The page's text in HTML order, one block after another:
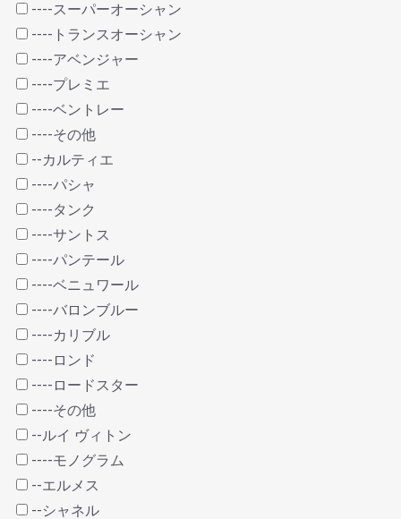
----スーパーオーシャン
----トランスオーシャン
----アベンジャー
----プレミエ
----ベントレー
----その他
--カルティエ
----パシャ
----タンク
----サントス
----パンテール
----ベニュワール
----バロンブルー
----カリブル
----ロンド
----ロードスター
----その他
--ルイ ヴィトン
----モノグラム
--エルメス
--シャネル